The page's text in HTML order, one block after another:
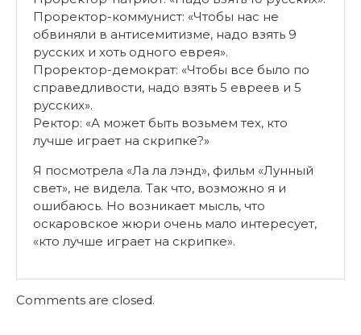
Проректор-коммунист: «Чтобы нас не
обвиняли в антисемитизме, надо взять 9
русских и хоть одного еврея».
Проректор-демократ: «Чтобы все было по
справедливости, надо взять 5 евреев и 5
русских».
Ректор: «А может быть возьмем тех, кто
лучше играет на скрипке?»
Я посмотрела «Ла ла лэнд», фильм «Лунный
свет», не видела. Так что, возможно я и
ошибаюсь. Но возникает мысль, что
оскаровское жюри очень мало интересует,
«кто лучше играет на скрипке».
Comments are closed.